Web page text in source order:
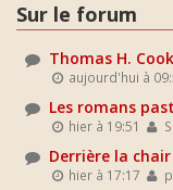
Sur le forum
Thomas H. Cook
aujourd'hui à
Les romans
hier à 19:51
Derrière la
hier à 17:17